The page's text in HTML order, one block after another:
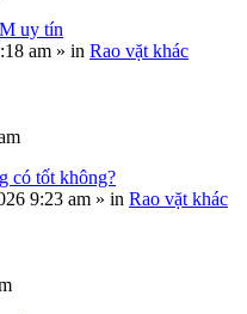
uy tín
am » in Rao vặt khác
có tốt không?
9:23 am » in Rao vặt khác